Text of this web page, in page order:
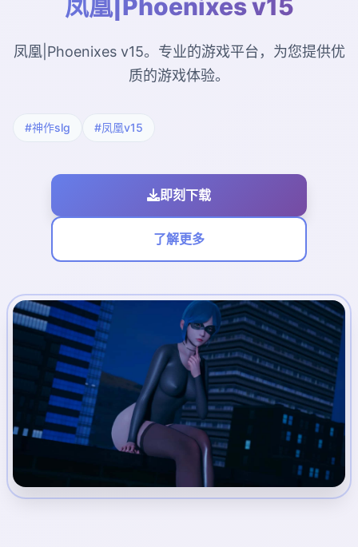
凤凰|Phoenixes v15
凤凰|Phoenixes v15。专业的游戏平台，为您提供优
质的游戏体验。
#神作slg #凤凰v15
即刻下载
了解更多